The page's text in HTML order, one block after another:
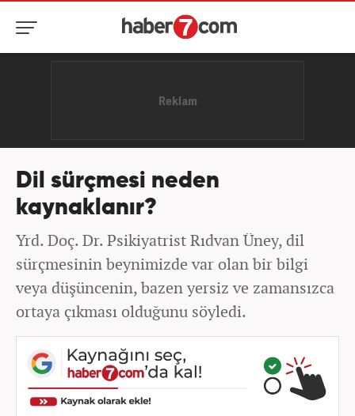
Dil sürçmesi neden
kaynaklanır?
Yrd. Doç. Dr. Psikiyatrist Rıdvan Üney, dil
sürçmesinin beynimizde var olan bir bilgi
veya düşüncenin, bazen yersiz ve zamansızca
ortaya çıkması olduğunu söyledi.